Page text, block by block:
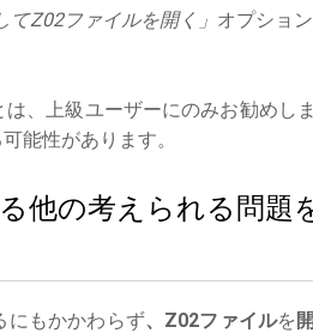
てZ02ファイルを開く」 オプショ
、上級ユーザーにのみお勧めし
能性があります。
他の考えられる問題
にもかかわらず、Z02ファイルを